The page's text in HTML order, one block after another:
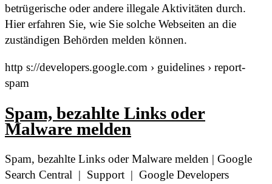
betrügerische oder andere illegale Aktivitäten durch.
Hier erfahren Sie, wie Sie solche Webseiten an die
zuständigen Behörden melden können.
http s://developers.google.com › guidelines › report-
spam
Spam, bezahlte Links oder
Malware melden
Spam, bezahlte Links oder Malware melden | Google
Search Central | Support | Google Developers